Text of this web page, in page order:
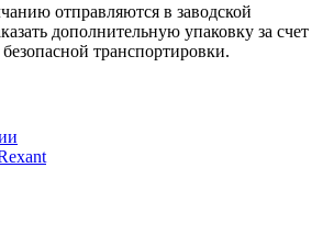
отправляются в заводской
дополнительную упаковку за счет
безопасной транспортировки.